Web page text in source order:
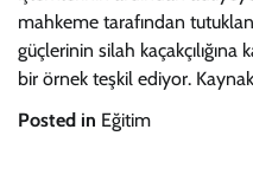
mahkeme tarafından
güçlerinin silah
bir örnek teşkil ediyor.
Posted in Eğitim